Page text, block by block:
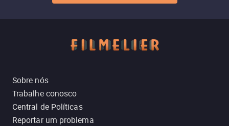
Sobre nós
Trabalhe conosco
Central de Políticas
Reportar um problema